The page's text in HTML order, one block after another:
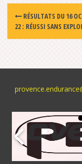
Post
navigation
RÉSULTATS DU 16
22 : RÉUSSI SANS